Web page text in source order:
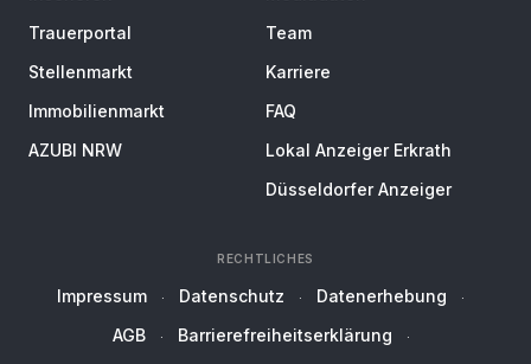
Trauerportal
Stellenmarkt
Immobilienmarkt
AZUBI NRW
Team
Karriere
FAQ
Lokal Anzeiger Erkrath
Düsseldorfer Anzeiger
RECHTLICHES
Impressum Datenschutz
Datenerhebung
AGB
Barrierefreiheitserklärung